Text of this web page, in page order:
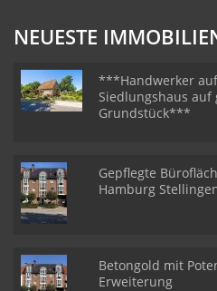
NEUESTE
***Handwerker
Siedlungshaus auf
Grundstück***
Gepflegte
Hamburg
Betongold mit
Erweiterung